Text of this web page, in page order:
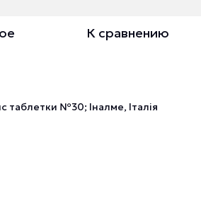
К сравнению
таблетки №30; Іналме, Італія